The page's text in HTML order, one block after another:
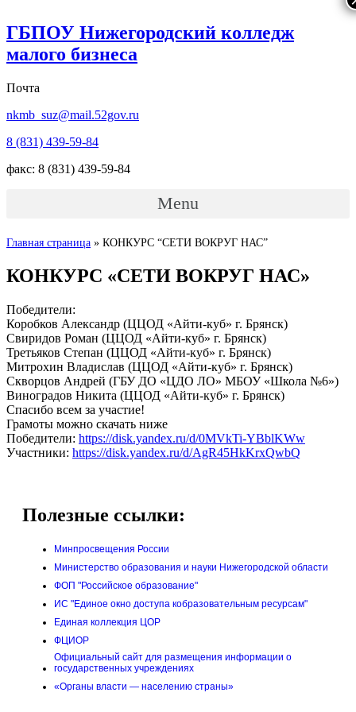
ГБПОУ Нижегородский колледж
малого бизнеса
Почта
nkmb_suz@mail.52gov.ru
8 (831) 439-59-84
факс: 8 (831) 439-59-84
Menu
Главная страница » КОНКУРС “СЕТИ ВОКРУГ НАС”
КОНКУРС «СЕТИ ВОКРУГ НАС»
Победители:
Коробков Александр (ЦЦОД «Айти-куб» г. Брянск)
Свиридов Роман (ЦЦОД «Айти-куб» г. Брянск)
Третьяков Степан (ЦЦОД «Айти-куб» г. Брянск)
Митрохин Владислав (ЦЦОД «Айти-куб» г. Брянск)
Скворцов Андрей (ГБУ ДО «ЦДО ЛО» МБОУ «Школа №6»)
Виноградов Никита (ЦЦОД «Айти-куб» г. Брянск)
Спасибо всем за участие!
Грамоты можно скачать ниже
Победители: https://disk.yandex.ru/d/0MVkTi-YBblKWw
Участники: https://disk.yandex.ru/d/AgR45HkKrxQwbQ
Полезные ссылки:
Минпросвещения России
Министерство образования и науки Нижегородской области
ФОП "Российское образование"
ИС "Единое окно доступа кобразовательным ресурсам"
Единая коллекция ЦОР
ФЦИОР
Официальный сайт для размещения информации о
государственных учреждениях
«Органы власти — населению страны»